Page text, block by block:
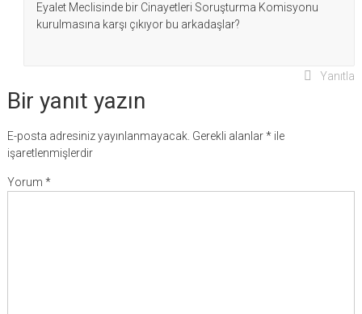
Eyalet Meclisinde bir Cinayetleri Soruşturma Komisyonu
kurulmasına karşı çıkıyor bu arkadaşlar?
Yanıtla
Bir yanıt yazın
E-posta adresiniz yayınlanmayacak. Gerekli alanlar*ile
işaretlenmişlerdir
Yorum *